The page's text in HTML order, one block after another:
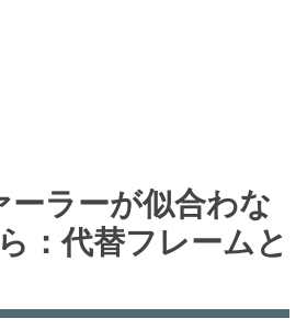
ーラーが似合わな
：代替フレームと